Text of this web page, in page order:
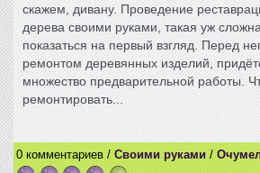
скажем, дивану. Проведение
дерева своими руками, такая уж
показаться на первый взгляд. Перед
ремонтом деревянных изделий,
множество предварительной работы.
ремонтировать...
0 комментариев / Своими руками /